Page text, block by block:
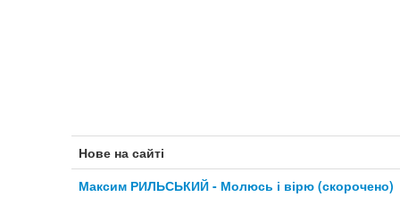
Нове на сайті
Максим РИЛЬСЬКИЙ - Молюсь і вірю (скорочено)